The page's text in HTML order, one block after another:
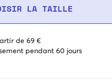
LA TAILLE
de 69 €
pendant 60 jours